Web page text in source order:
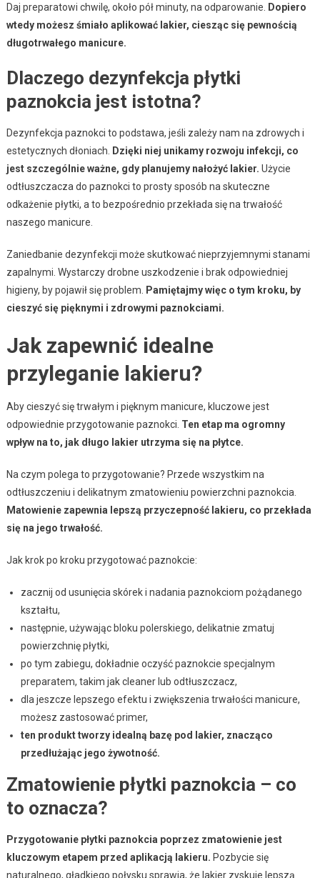
Daj preparatowi chwilę, około pół minuty, na odparowanie.
Dopiero
wtedy możesz śmiało aplikować lakier, ciesząc się pewnością
długotrwałego manicure.
Dlaczego dezynfekcja płytki
paznokcia jest istotna?
Dezynfekcja paznokci to podstawa, jeśli zależy nam na zdrowych i
estetycznych dłoniach.
Dzięki niej unikamy rozwoju infekcji, co
jest szczególnie ważne, gdy planujemy nałożyć lakier. Użycie
odtłuszczacza do paznokci to prosty sposób na skuteczne
odkażenie płytki, a to bezpośrednio przekłada się na trwałość
naszego manicure.
Zaniedbanie dezynfekcji może skutkować nieprzyjemnymi stanami
zapalnymi. Wystarczy drobne uszkodzenie i brak odpowiedniej
higieny, by pojawił się problem.
Pamiętajmy więc o tym kroku, by
cieszyć się pięknymi i zdrowymi paznokciami.
Jak zapewnić idealne
przyleganie lakieru?
Aby cieszyć się trwałym i pięknym manicure, kluczowe jest
odpowiednie przygotowanie paznokci. Ten etap ma ogromny
wpływ na to, jak długo lakier utrzyma się na płytce.
Na czym polega to przygotowanie? Przede wszystkim na
odtłuszczeniu i delikatnym zmatowieniu powierzchni paznokcia.
Matowienie zapewnia lepszą przyczepność lakieru, co przekłada
się na jego trwałość.
Jak krok po kroku przygotować paznokcie:
zacznij od usunięcia skórek i nadania paznokciom pożądanego
kształtu,
następnie, używając bloku polerskiego, delikatnie zmatuj
powierzchnię płytki,
po tym zabiegu, dokładnie oczyść paznokcie specjalnym
preparatem, takim jak cleaner lub odtłuszczacz,
dla jeszcze lepszego efektu i zwiększenia trwałości manicure,
możesz zastosować primer,
ten produkt tworzy idealną bazę pod lakier, znacząco
przedłużając jego żywotność.
Zmatowienie płytki paznokcia – co
to oznacza?
Przygotowanie płytki paznokcia poprzez zmatowienie jest
kluczowym etapem przed aplikacją lakieru. Pozbycie się
naturalnego, gładkiego połysku sprawia, że lakier zyskuje lepszą